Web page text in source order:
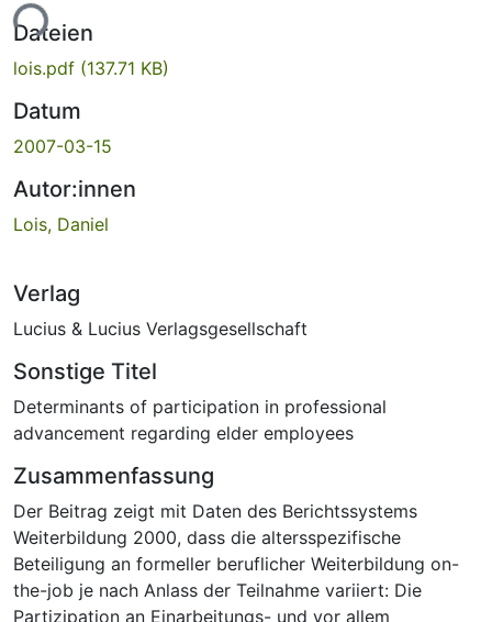
Dateien
lois.pdf (137.71 KB)
Datum
2007-03-15
Autor:innen
Lois, Daniel
Verlag
Lucius & Lucius Verlagsgesellschaft
Sonstige Titel
Determinants of participation in professional
advancement regarding elder employees
Zusammenfassung
Der Beitrag zeigt mit Daten des Berichtssystems
Weiterbildung 2000, dass die altersspezifische
Beteiligung an formeller beruflicher Weiterbildung on-
the-job je nach Anlass der Teilnahme variiert: Die
Partizipation an Einarbeitungs- und vor allem